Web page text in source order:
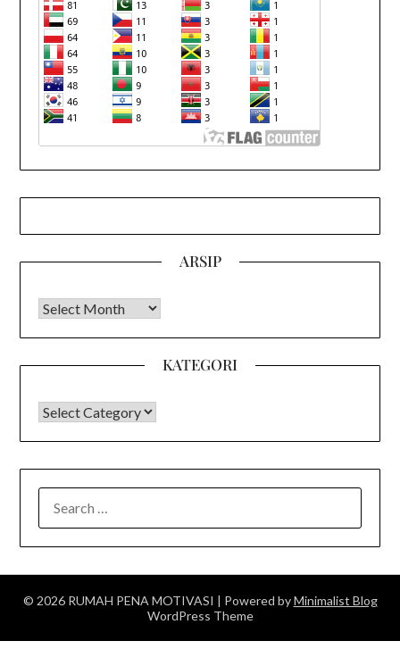
ARSIP
Arsip
KATEGORI
KATEGORI
FOR:
© 2026 RUMAH PENA MOTIVASI | Powered byMinimalist Blog
WordPress Theme